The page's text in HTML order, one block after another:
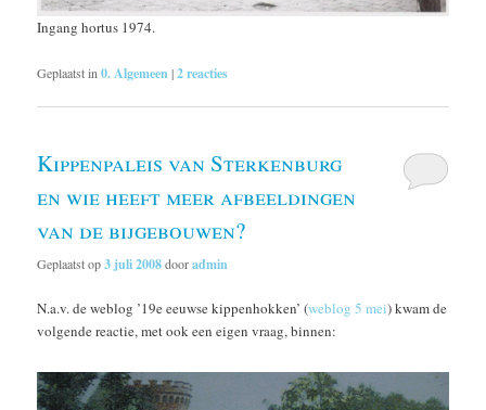
Ingang hortus 1974.
Geplaatst in 0. Algemeen |2reacties
Kippenpaleis van Sterkenburg
en wie heeft meer afbeeldingen
van de bijgebouwen?
Geplaatst op3 juli 2008dooradmin
N.a.v. de weblog ’19e eeuwse kippenhokken’ (weblog 5 mei) kwam de
volgende reactie, met ook een eigen vraag, binnen: